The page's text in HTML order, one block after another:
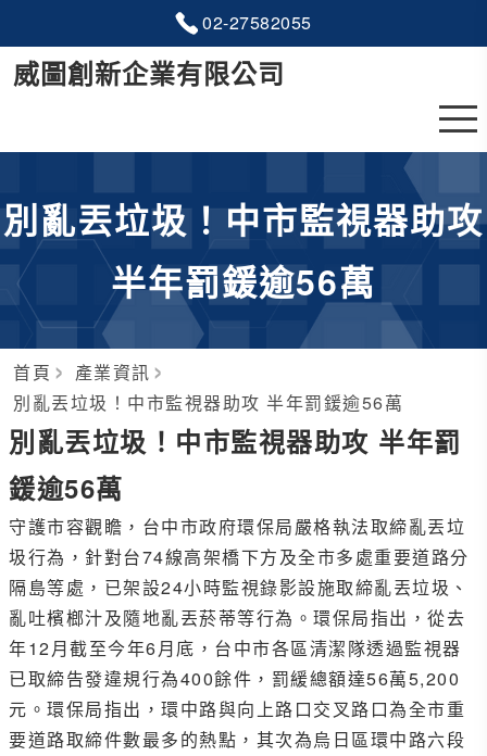
02-27582055
威圖創新企業有限公司
別亂丟垃圾！中市監視器助攻
半年罰鍰逾56萬
首頁
產業資訊
別亂丟垃圾！中市監視器助攻 半年罰鍰逾56萬
別亂丟垃圾！中市監視器助攻 半年罰
鍰逾56萬
守護市容觀瞻，台中市政府環保局嚴格執法取締亂丟垃
圾行為，針對台74線高架橋下方及全市多處重要道路分
隔島等處，已架設24小時監視錄影設施取締亂丟垃圾、
亂吐檳榔汁及隨地亂丟菸蒂等行為。環保局指出，從去
年12月截至今年6月底，台中市各區清潔隊透過監視器
已取締告發違規行為400餘件，罰緩總額達56萬5,200
元。環保局指出，環中路與向上路口交叉路口為全市重
要道路取締件數最多的熱點，其次為烏日區環中路六段